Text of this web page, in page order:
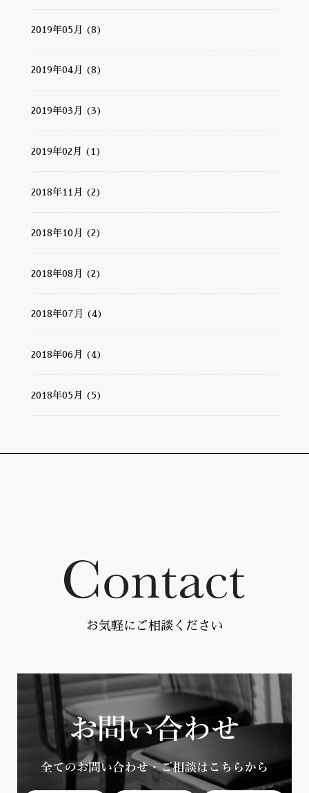
2019年05月 (8)
2019年04月 (8)
2019年03月 (3)
2019年02月 (1)
2018年11月 (2)
2018年10月 (2)
2018年08月 (2)
2018年07月 (4)
2018年06月 (4)
2018年05月 (5)
お気軽にご相談ください